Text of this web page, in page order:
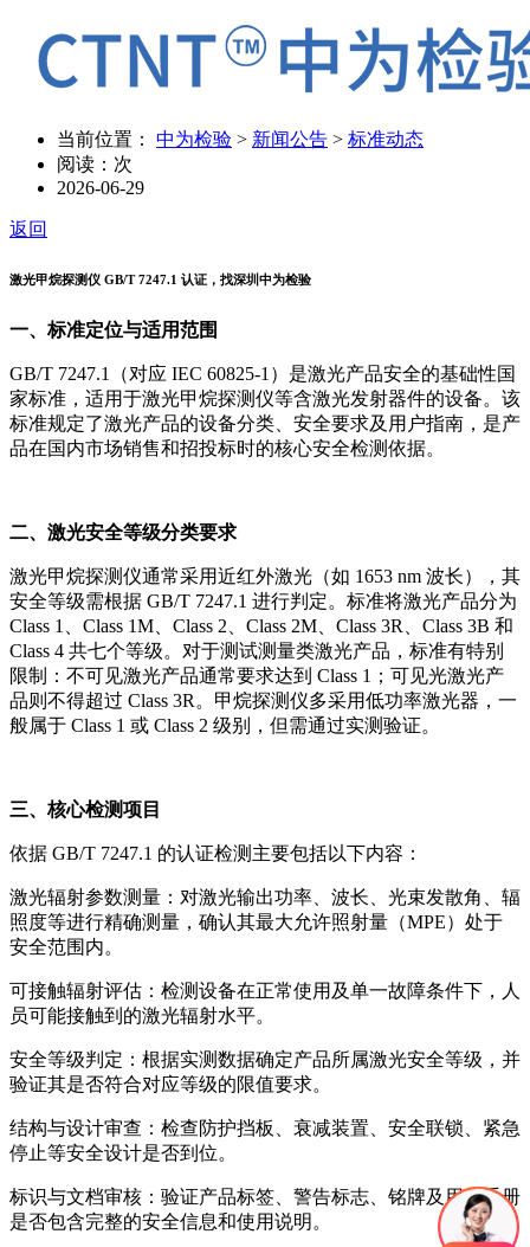
当前位置： 中为检验 > 新闻公告 > 标准动态
阅读： 次
2026-06-29
返回
激光甲烷探测仪 GB/T 7247.1 认证，找深圳中为检验
一、标准定位与适用范围
GB/T 7247.1（对应 IEC 60825-1）是激光产品安全的基础性国
家标准，适用于激光甲烷探测仪等含激光发射器件的设备。该
标准规定了激光产品的设备分类、安全要求及用户指南，是产
品在国内市场销售和招投标时的核心安全检测依据。
二、激光安全等级分类要求
激光甲烷探测仪通常采用近红外激光（如 1653 nm 波长），其
安全等级需根据 GB/T 7247.1 进行判定。标准将激光产品分为
Class 1、Class 1M、Class 2、Class 2M、Class 3R、Class 3B 和
Class 4 共七个等级。对于测试测量类激光产品，标准有特别
限制：不可见激光产品通常要求达到 Class 1；可见光激光产
品则不得超过 Class 3R。甲烷探测仪多采用低功率激光器，一
般属于 Class 1 或 Class 2 级别，但需通过实测验证。
三、核心检测项目
依据 GB/T 7247.1 的认证检测主要包括以下内容：
激光辐射参数测量：对激光输出功率、波长、光束发散角、辐
照度等进行精确测量，确认其最大允许照射量（MPE）处于
安全范围内。
可接触辐射评估：检测设备在正常使用及单一故障条件下，人
员可能接触到的激光辐射水平。
安全等级判定：根据实测数据确定产品所属激光安全等级，并
验证其是否符合对应等级的限值要求。
结构与设计审查：检查防护挡板、衰减装置、安全联锁、紧急
停止等安全设计是否到位。
标识与文档审核：验证产品标签、警告标志、铭牌及用户手册
是否包含完整的安全信息和使用说明。